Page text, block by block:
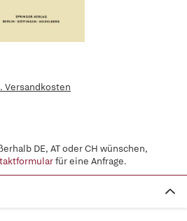
Versandkosten
DE, AT oder CH wünschen,
für eine Anfrage.